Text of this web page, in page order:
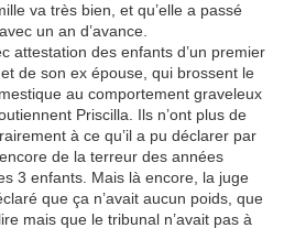
va très bien, et qu’elle a passé
un an d’avance.
attestation des enfants d’un premier
de son ex épouse, qui brossent le
au comportement graveleux
Priscilla. Ils n’ont plus de
à ce qu’il a pu déclarer par
de la terreur des années
3 enfants. Mais là encore, la juge
que ça n’avait aucun poids, que
mais que le tribunal n’avait pas à